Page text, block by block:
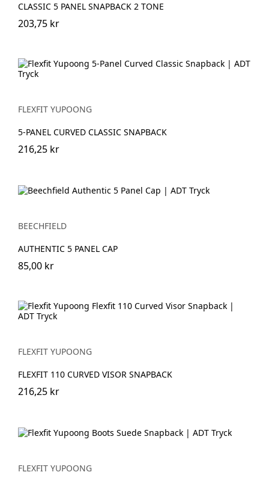
CLASSIC 5 PANEL SNAPBACK 2 TONE
203,75 kr
FLEXFIT YUPOONG
5-PANEL CURVED CLASSIC SNAPBACK
216,25 kr
BEECHFIELD
AUTHENTIC 5 PANEL CAP
85,00 kr
FLEXFIT YUPOONG
FLEXFIT 110 CURVED VISOR SNAPBACK
216,25 kr
FLEXFIT YUPOONG